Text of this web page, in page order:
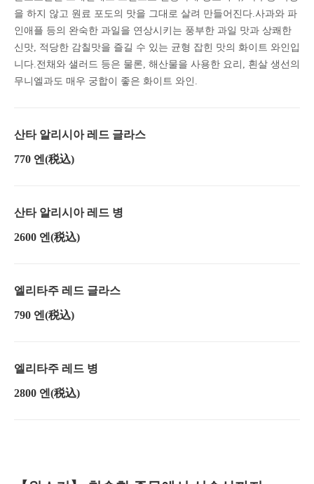
을 하지 않고 원료 포도의 맛을 그대로 살려 만들어진다.사과와 파
인애플 등의 완숙한 과일을 연상시키는 풍부한 과일 맛과 상쾌한
신맛, 적당한 감칠맛을 즐길 수 있는 균형 잡힌 맛의 화이트 와인입
니다.전채와 샐러드 등은 물론, 해산물을 사용한 요리, 흰살 생선의
무니엘과도 매우 궁합이 좋은 화이트 와인.
산타 알리시아 레드 글라스
770 엔 (税込)
산타 알리시아 레드 병
2600 엔 (税込)
엘리타주 레드 글라스
790 엔 (税込)
엘리타주 레드 병
2800 엔 (税込)